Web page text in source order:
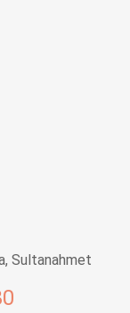
Sultanahmet